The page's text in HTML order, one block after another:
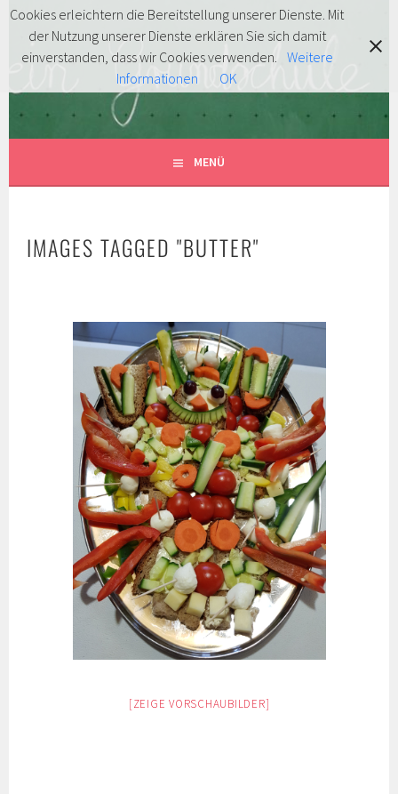
Springe
zum
Inhalt
FÖRDERVEREIN
GRUNDSCHULE HERSBRUCK
E.V.
MITENTDECKEN … MITLACHEN … MITMACHEN!
MENÜ
IMAGES TAGGED "BUTTER"
[ZEIGE VORSCHAUBILDER]
Cookies erleichtern die Bereitstellung unserer Dienste. Mit
der Nutzung unserer Dienste erklären Sie sich damit
einverstanden, dass wir Cookies verwenden. Weitere
Informationen
OK